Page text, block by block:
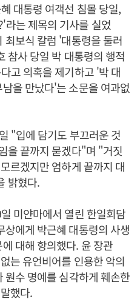
대통령 여객선 침몰 당일,
는 제목의 기사를 실었
최보식 칼럼 '대통령을 둘러
참사 당일 박 대통령의 행적
고 의혹을 제기하고 '박 대
을 만났다'는 소문을 여과없
"입에 담기도 부끄러운 것
을 끝까지 묻겠다"며 "거짓
르겠지만 엄하게 끝까지 대
밝혔다.
미얀마에서 열린 한일회담
에게 박근혜 대통령의 사생
대해 항의했다. 윤 장관
는 유언비어를 인용한 악의
수 명예를 심각하게 훼손한
했다.